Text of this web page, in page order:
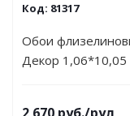
Код: 81317
Обои
Декор